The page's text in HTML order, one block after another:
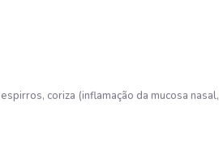
coriza (inflamação da mucosa nasal,